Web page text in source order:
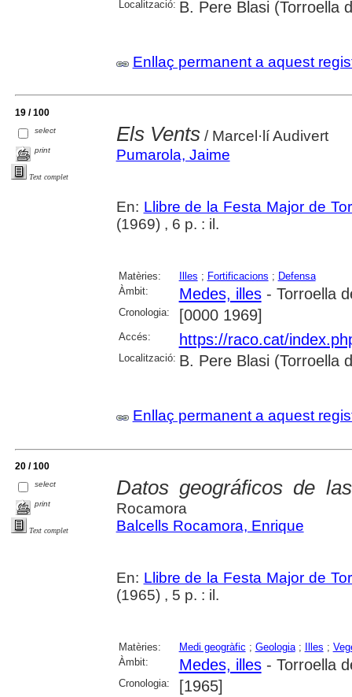
Localització: B. Pere Blasi (Torroella
Enllaç permanent a aquest
19 / 100
select
print
Text complet
Els Vents/ Marcel·lí Audivert
Pumarola, Jaime
En: Llibre de la Festa Major de
(1969) , 6 p. : il.
Matèries: Illes ; Fortificacions ; Defensa
Àmbit:
Medes, illes- Torroella
Cronologia: [0000 1969]
Accés: https://raco.cat/
Localització: B. Pere Blasi (Torroella
Enllaç permanent a aquest
20 / 100
select
print
Text complet
Datos geográficos de
Rocamora
Balcells Rocamora, Enrique
En: Llibre de la Festa Major de
(1965) , 5 p. : il.
Matèries: Medi geogràfic ; Geologia; Illes ;
Àmbit:
Medes, illes- Torroella
Cronologia: [1965]